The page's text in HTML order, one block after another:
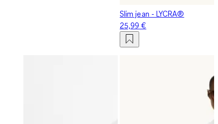
Slim jean - LYCRA®
25,99 €